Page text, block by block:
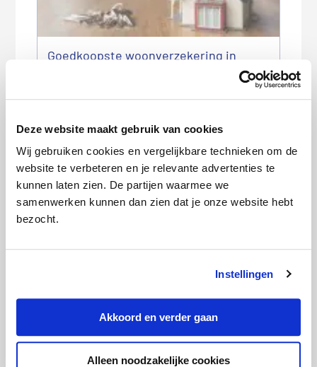
Deze website maakt gebruik van cookies
Wij gebruiken cookies en vergelijkbare technieken om de
website te verbeteren en je relevante advertenties te
kunnen laten zien. De partijen waarmee we
samenwerken kunnen dan zien dat je onze website hebt
bezocht.
Instellingen
Akkoord en verder gaan
Alleen noodzakelijke cookies
Goedkoopste woonverzekering in
augustus 2026